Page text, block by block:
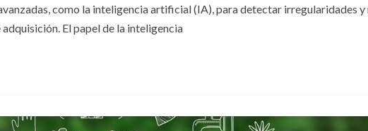
como la inteligencia artificial (IA), para detectar irregularidades
El papel de la inteligencia